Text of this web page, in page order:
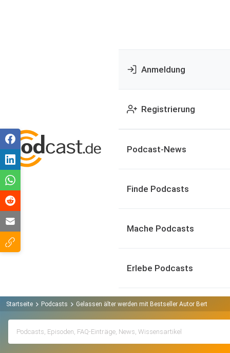
Anmeldung
Registrierung
Podcast-News
Finde Podcasts
Mache Podcasts
Erlebe Podcasts
Startseite Podcasts Gelassen älter werden mit Bestseller Autor Bertram